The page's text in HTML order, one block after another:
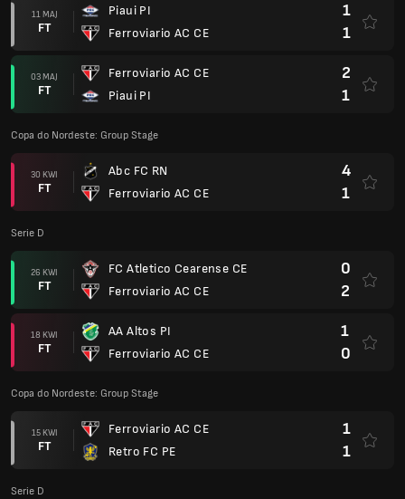
11 MAJ
FT
Piaui PI
Ferroviario AC CE
1
1
03 MAJ
FT
Ferroviario AC CE
Piaui PI
2
1
Copa do Nordeste: Group Stage
30 KWI
FT
Abc FC RN
Ferroviario AC CE
4
1
Serie D
26 KWI
FT
FC Atletico Cearense CE
Ferroviario AC CE
0
2
18 KWI
FT
AA Altos PI
Ferroviario AC CE
1
0
Copa do Nordeste: Group Stage
15 KWI
FT
Ferroviario AC CE
Retro FC PE
1
1
Serie D